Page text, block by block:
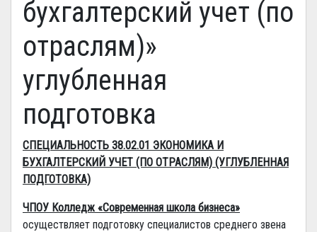
бухгалтерский учет (по
отраслям)»
углубленная
подготовка
СПЕЦИАЛЬНОСТЬ 38.02.01 ЭКОНОМИКА И
БУХГАЛТЕРСКИЙ УЧЕТ (ПО ОТРАСЛЯМ) (УГЛУБЛЕННАЯ
ПОДГОТОВКА)
ЧПОУ Колледж «Современная школа бизнеса»
осуществляет подготовку специалистов среднего звена